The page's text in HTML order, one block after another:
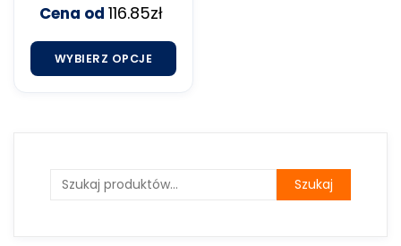
Oceniono
5.00
Cena od 116.85zł
WYBIERZ OPCJE
Szukaj